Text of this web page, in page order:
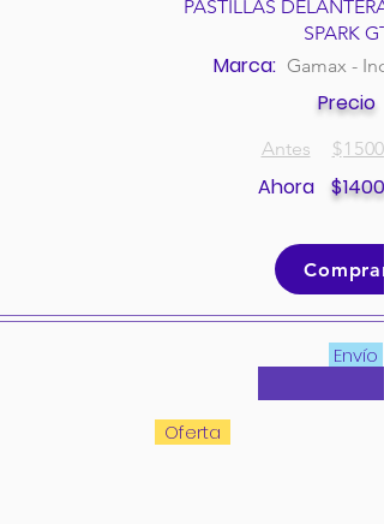
PASTILLAS
SPARK GT
Marca: Gamax -
Precio
Antes $
Ahora $
Comprar
Envío
Oferta